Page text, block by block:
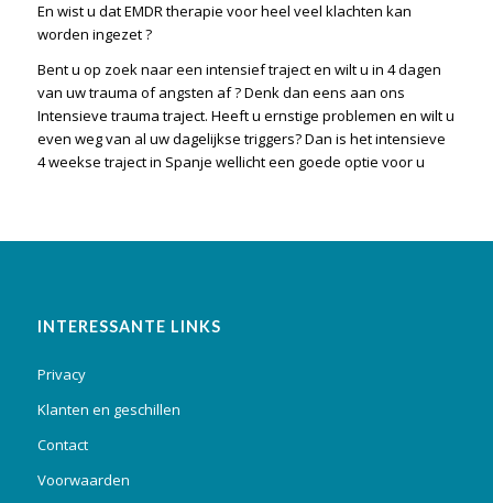
En wist u dat EMDR therapie voor heel veel klachten kan
worden ingezet ?
Bent u op zoek naar een intensief traject en wilt u in 4 dagen
van uw trauma of angsten af ? Denk dan eens aan ons
Intensieve trauma traject. Heeft u ernstige problemen en wilt u
even weg van al uw dagelijkse triggers? Dan is hetintensieve
4 weekse traject in Spanje wellicht een goede optie voor u
INTERESSANTE LINKS
Privacy
Klanten en geschillen
Contact
Voorwaarden